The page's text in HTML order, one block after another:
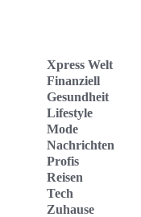
Xpress Welt
Finanziell
Gesundheit
Lifestyle
Mode
Nachrichten
Profis
Reisen
Tech
Zuhause